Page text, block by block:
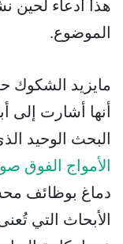
هذا ادعاء لحين
الموضوع.
مايزيد الشكوك
أنها أشارت إلى
البحث الوحيد
الأمواج الفوق
دماغ بوظائف
الأبحاث التي